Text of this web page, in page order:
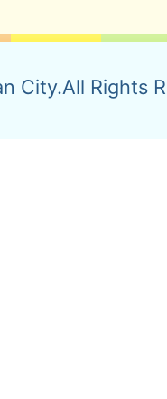
City.All Rights